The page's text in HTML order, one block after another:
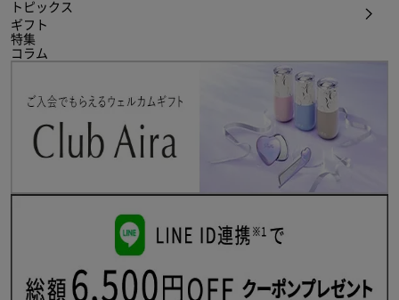
トピックス
ギフト
特集
コラム